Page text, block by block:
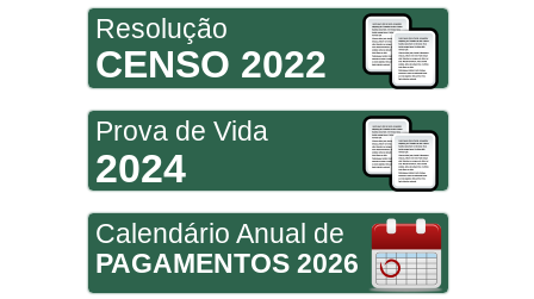
Resolução
CENSO 2022
Prova de Vida
2024
Calendário Anual de
PAGAMENTOS 2026